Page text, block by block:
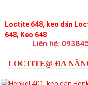
Loctite 648, keo dán
648, Keo 648
Liên hệ:
LOCTITE@ ĐA